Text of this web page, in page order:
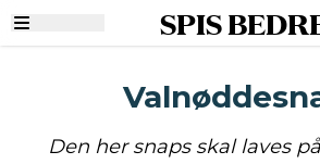
SPIS
Den her snaps skal laves